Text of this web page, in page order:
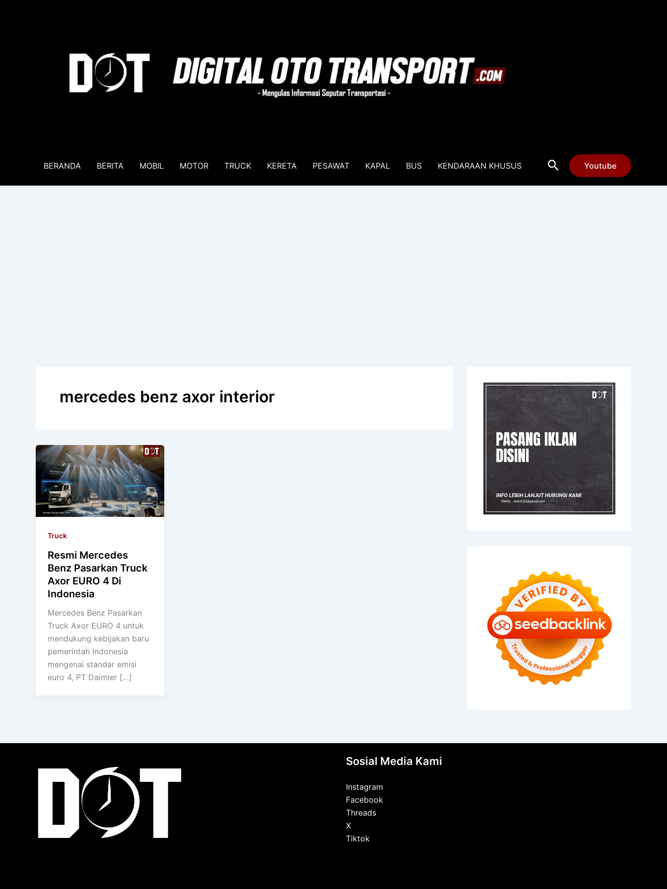
BERANDA BERITA MOBIL MOTOR TRUCK KERETA PESAWAT KAPAL BUS KENDARAAN KHUSUS Cari Youtube
mercedes benz axor interior
Truck
Resmi Mercedes
Benz Pasarkan Truck
Axor EURO 4 Di
Indonesia
Mercedes Benz Pasarkan
Truck Axor EURO 4 untuk
mendukung kebijakan baru
pemerintah Indonesia
mengenai standar emisi
euro 4, PT Daimler […]
Sosial Media Kami
Instagram
Facebook
Threads
X
Tiktok